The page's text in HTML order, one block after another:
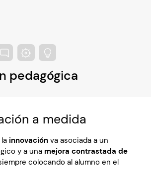
pedagógica
a medida
la innovación va asociada a un
y a una mejora contrastada de
colocando al alumno en el